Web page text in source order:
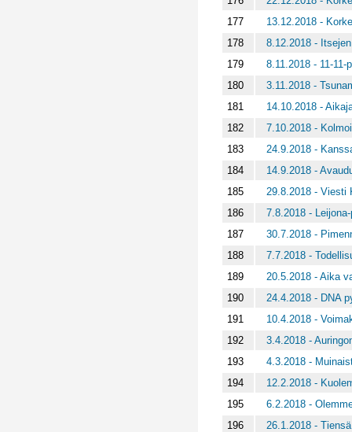
177
13.12.2018 -
178
8.12.2018 -
179
8.11.2018 - 11-
180
3.11.2018 -
181
14.10.2018 -
182
7.10.2018 -
183
24.9.2018 -
184
14.9.2018 -
185
29.8.2018 - Viesti
186
7.8.2018 -
187
30.7.2018 -
188
7.7.2018 -
189
20.5.2018 - Aika
190
24.4.2018 - DNA
191
10.4.2018 -
192
3.4.2018 -
193
4.3.2018 -
194
12.2.2018 -
195
6.2.2018 -
196
26.1.2018 -